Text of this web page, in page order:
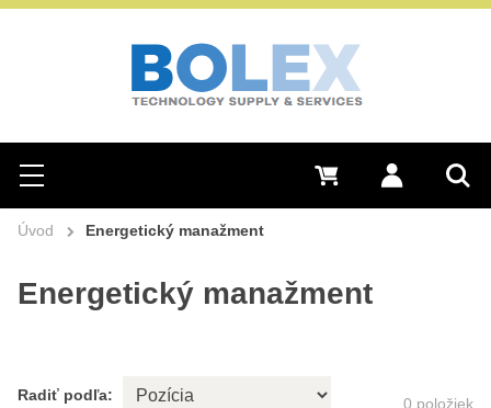
Hľadať
Menu Prihlásiť sa
0 €
Úvod Energetický manažment
Energetický manažment
Radiť podľa: 0 položiek